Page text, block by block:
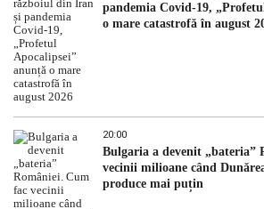
pandemia Covid-19,
o mare catastrofă în august
20:00
Bulgaria a devenit „bateria”
vecinii milioane când
produce mai puțin